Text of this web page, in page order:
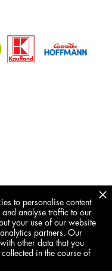
to personalise content
analyse traffic to our
your use of our website
partners. Our
other data that you
in the course of